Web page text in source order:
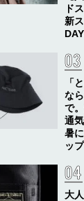
ド
新
「
な
で
通
暑
ッ
大